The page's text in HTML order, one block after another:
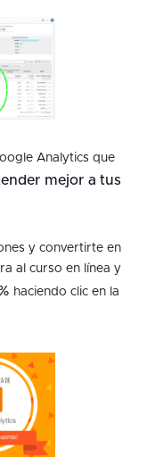
Analytics que
mejor a tus
y convertirte en
al curso en línea y
haciendo clic en la